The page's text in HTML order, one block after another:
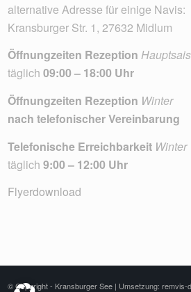
alternative Adresse für einige Navis:
Kransburger Str. 1, 27632 Midlum
Öffnungzeiten Rezeption
täglich 09:00 – 18:00 Uhr
Öffnungzeiten Rezeption Winter
nach telefonischer Vereinbarung
Telefonische Erreichbarkeit Winter
täglich 9:00 – 12:00 Uhr
Flyerdownload
© Copyright - Kransburger See | Umsetzung: remvis-